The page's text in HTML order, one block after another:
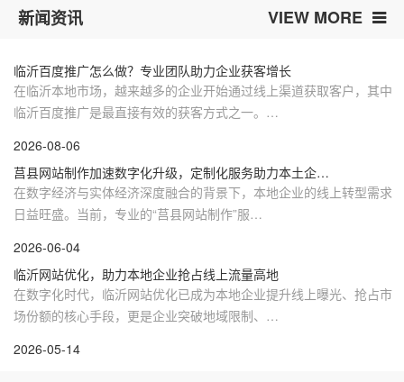
新闻资讯 VIEW MORE
临沂百度推广怎么做？专业团队助力企业获客增长
在临沂本地市场，越来越多的企业开始通过线上渠道获取客户，其中
临沂百度推广是最直接有效的获客方式之一。…
2026-08-06
莒县网站制作加速数字化升级，定制化服务助力本土企…
在数字经济与实体经济深度融合的背景下，本地企业的线上转型需求
日益旺盛。当前，专业的“莒县网站制作”服…
2026-06-04
临沂网站优化，助力本地企业抢占线上流量高地
在数字化时代，临沂网站优化已成为本地企业提升线上曝光、抢占市
场份额的核心手段，更是企业突破地域限制、…
2026-05-14